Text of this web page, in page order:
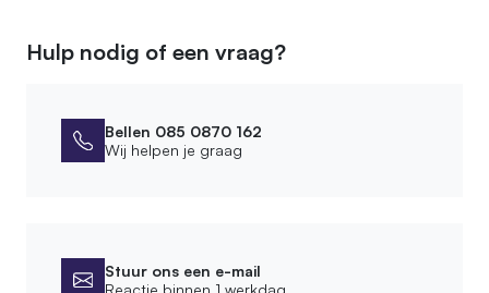
Diameter stam
Lengte zitstok
15-18 cm
Leveringsvorm
Compleet gemonteerd
Hulp nodig of een vraag?
Bellen 085 0870 162
Wij helpen je graag
Stuur ons een e-mail
Reactie binnen 1 werkdag